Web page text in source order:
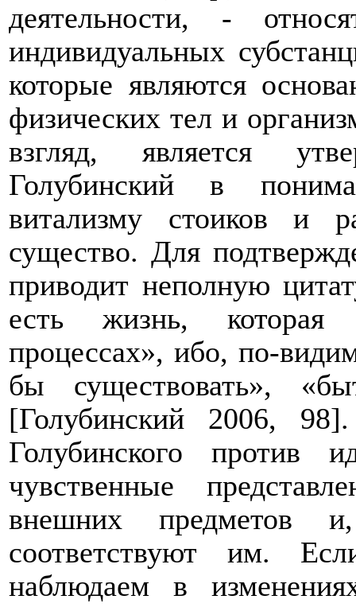
деятельности, -
индивидуальных
которые являются
физических тел и
взгляд, является
Голубинский в
витализму стоиков и
существо. Для
приводит неполную
есть жизнь, которая
процессах», ибо, по-
бы существовать»,
[Голубинский 2006, 98]
Голубинского против
чувственные
внешних предметов
соответствуют им.
наблюдаем в